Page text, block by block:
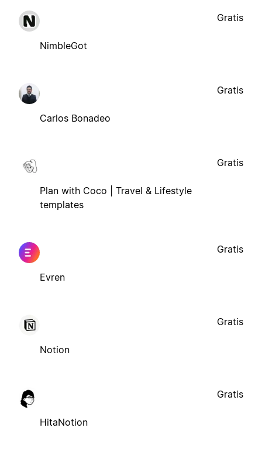
NimbleGot
Gratis
Carlos Bonadeo
Gratis
Plan with Coco | Travel & Lifestyle
templates
Gratis
Evren
Gratis
Notion
Gratis
HitaNotion
Gratis